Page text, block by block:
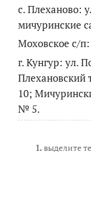
с. Плеханово:
мичуринские
Моховское с/
г. Кунгур: ул.
Плехановский
10;
№ 5.
1.выделите